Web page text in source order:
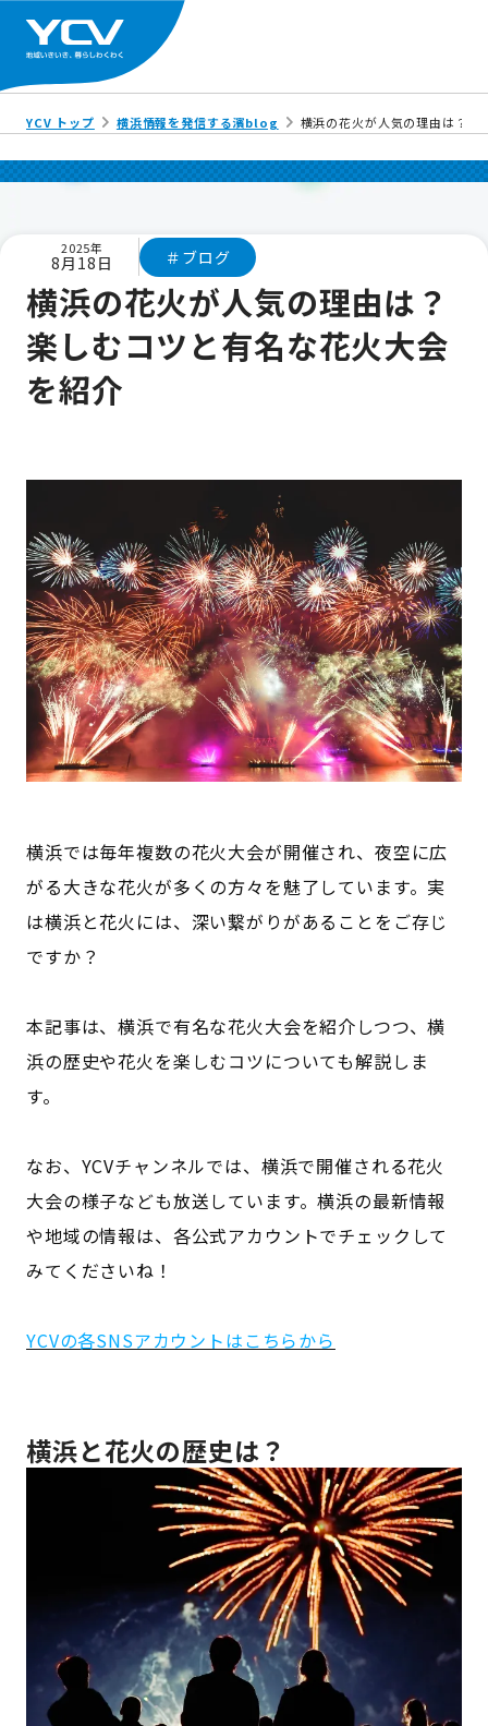
YCV トップ 横浜情報を発信する濱blog 横浜の花火が人気の理由は？楽
2025年
8月18日 ＃ブログ
横浜の花火が人気の理由は？
楽しむコツと有名な花火大会
を紹介
横浜では毎年複数の花火大会が開催され、夜空に広
がる大きな花火が多くの方々を魅了しています。実
は横浜と花火には、深い繋がりがあることをご存じ
ですか？
本記事は、横浜で有名な花火大会を紹介しつつ、横
浜の歴史や花火を楽しむコツについても解説しま
す。
なお、YCVチャンネルでは、横浜で開催される花火
大会の様子なども放送しています。横浜の最新情報
や地域の情報は、各公式アカウントでチェックして
みてくださいね！
YCVの各SNSアカウントはこちらから
横浜と花火の歴史は？